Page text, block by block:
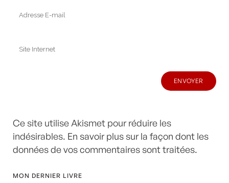
Ce site utilise Akismet pour réduire les
indésirables. En savoir plus sur la façon dont les
données de vos commentaires sont traitées.
MON DERNIER LIVRE